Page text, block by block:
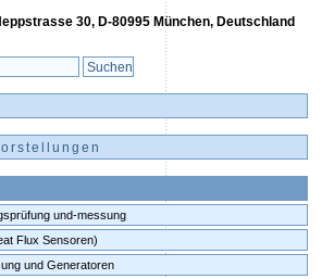
30, D-80995 München, Deutschland
und-messung
Flux Sensoren)
und Generatoren